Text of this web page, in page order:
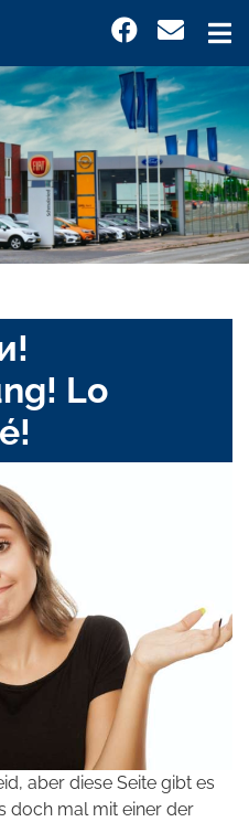
Lo
aber diese Seite gibt es
doch mal mit einer der